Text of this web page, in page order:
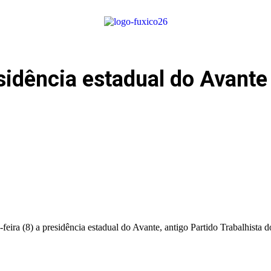
estadual do Avante
(8) a presidência estadual do Avante, antigo Partido